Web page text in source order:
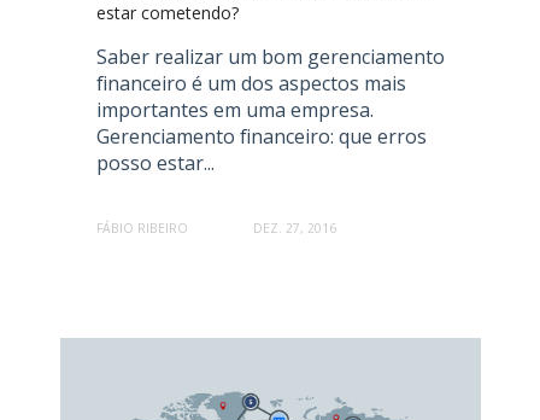
estar cometendo?
Saber realizar um bom gerenciamento
financeiro é um dos aspectos mais
importantes em uma empresa.
Gerenciamento financeiro: que erros
posso estar...
FÁBIO RIBEIRO DEZ. 27, 2016